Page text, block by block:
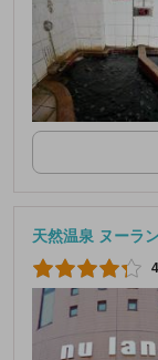
天然温泉 ヌーラ